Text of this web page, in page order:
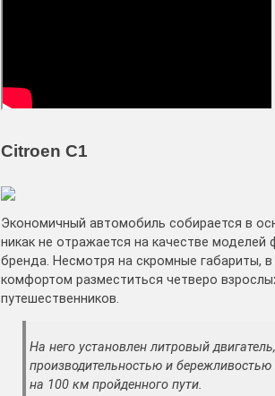
Citroen C1
Экономичный автомобиль собирается в
никак не отражается на качестве моделей
бренда. Несмотря на скромные габариты, в
комфортом разместиться четверо
путешественников.
На него установлен литровый
производительностью и бережливостью
на 100 км пройденного пути.